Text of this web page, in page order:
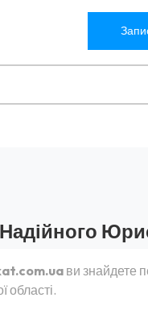
ви знайдете
області.